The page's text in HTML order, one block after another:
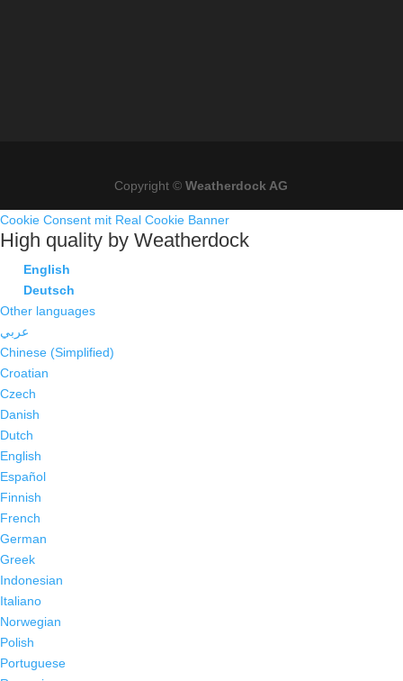
Copyright ©Weatherdock AG
Cookie Consent mit Real Cookie Banner
High quality by Weatherdock
English
Deutsch
Other languages
عربي
Chinese (Simplified)
Croatian
Czech
Danish
Dutch
English
Español
Finnish
French
German
Greek
Indonesian
Italiano
Norwegian
Polish
Portuguese